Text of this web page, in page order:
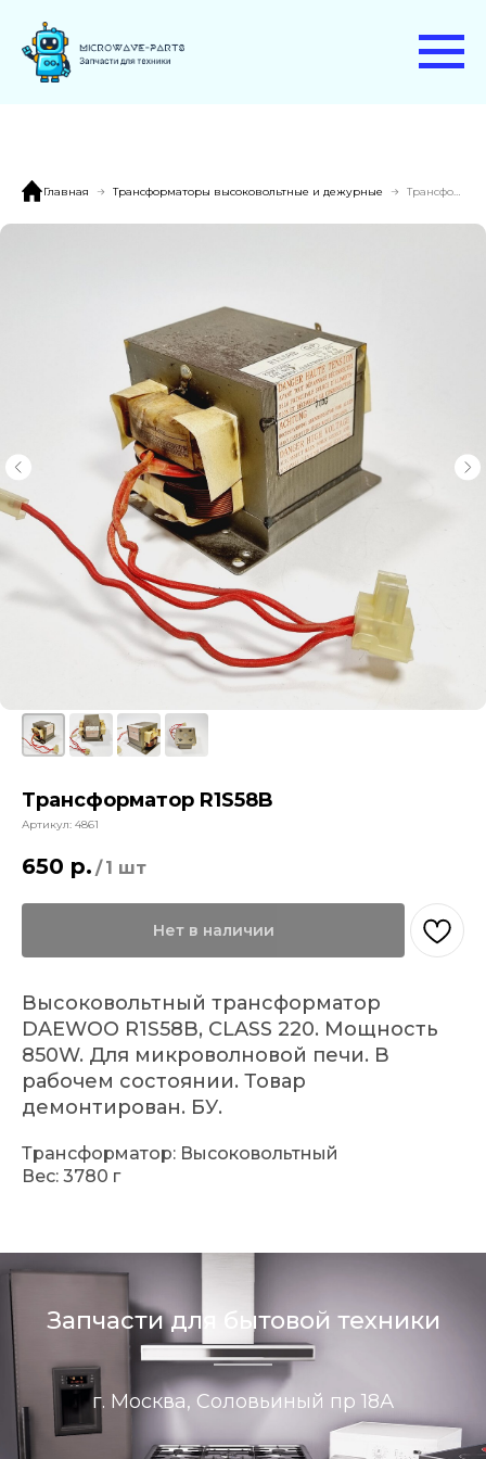
Главная Трансформаторы высоковольтные и дежурные
Трансформатор R1S58B
Артикул: 4861
650 р. / 1 шт
Нет в наличии
Высоковольтный трансформатор
DAEWOO R1S58B, CLASS 220. Мощность
850W. Для микроволновой печи. В
рабочем состоянии. Товар
демонтирован. БУ.
Трансформатор: Высоковольтный
Вес: 3780 г
Запчасти для бытовой техники
г. Москва, Соловьиный пр 18А